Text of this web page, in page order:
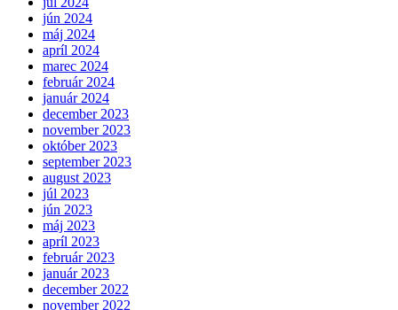
jún 2024
máj 2024
apríl 2024
marec 2024
február 2024
január 2024
december 2023
november 2023
október 2023
september 2023
august 2023
júl 2023
jún 2023
máj 2023
apríl 2023
február 2023
január 2023
december 2022
november 2022